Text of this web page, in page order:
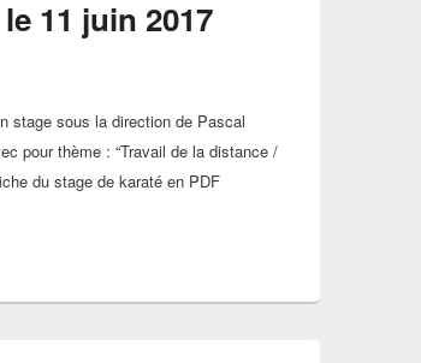
11 juin 2017
stage sous la direction de Pascal
pour thème : “Travail de la distance /
du stage de karaté en PDF